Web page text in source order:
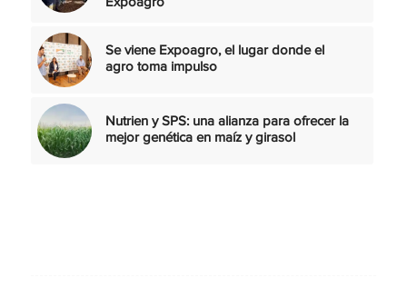
Expoagro
Se viene Expoagro, el lugar donde el
agro toma impulso
Nutrien y SPS: una alianza para ofrecer la
mejor genética en maíz y girasol